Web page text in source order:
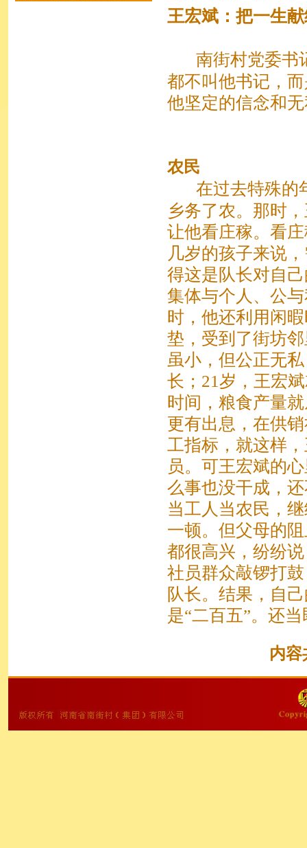
王宏斌：把一生
南街村党委书
都不叫他书记，
他坚定的信念和
农民
在过去特殊的
乡务了农。那时
让他看庄稼。看
几岁的孩子来说
得这是队长对自
集体与个人、公
时，他还利用闲
垫，受到了街坊
虽小，但公正无
长；21岁，王宏
时间，粮食产量
更有出息，在供
工指标，就这样
员。可王宏斌的
么事也没干成，
当工人当农民，
一顿。但父母的
都很高兴，纷纷
社员群众敲锣打
队长。结果，自
是“二百五”。还
内容